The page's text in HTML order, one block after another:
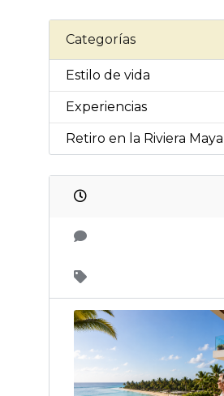
Categorías
Estilo de vida
Experiencias
Retiro en la Riviera Maya